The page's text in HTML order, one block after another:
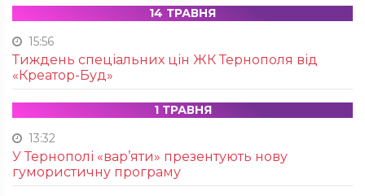
14 ТРАВНЯ
15:56
Тиждень спеціальних цін ЖК Тернополя від
«Креатор-Буд»
1 ТРАВНЯ
13:32
У Тернополі «вар’яти» презентують нову
гумористичну програму